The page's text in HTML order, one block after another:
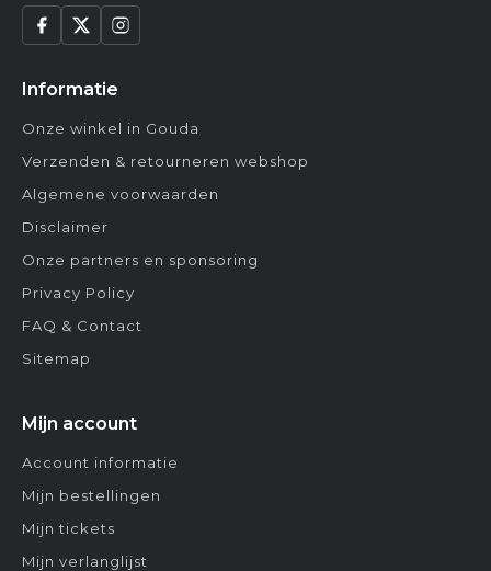
Informatie
Onze winkel in Gouda
Verzenden & retourneren webshop
Algemene voorwaarden
Disclaimer
Onze partners en sponsoring
Privacy Policy
FAQ & Contact
Sitemap
Mijn account
Account informatie
Mijn bestellingen
Mijn tickets
Mijn verlanglijst